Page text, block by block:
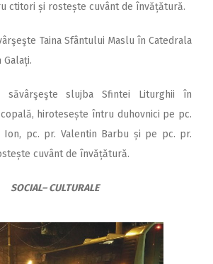
ctitori și rostește cuvânt de învățătură.
Taina Sfântului Maslu în Catedrala
slujba Sfintei Liturghii în
hirotesește întru duhovnici pe pc.
Ion, pc. pr. Valentin Barbu și pe pc. pr.
cuvânt de învățătură.
SOCIAL– CULTURALE